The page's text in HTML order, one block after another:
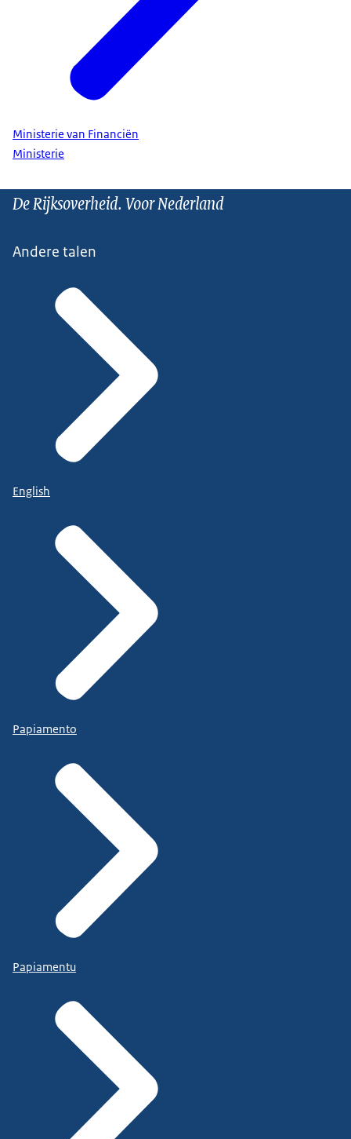
Ministerie van Financiën
Ministerie
De Rijksoverheid. Voor Nederland
Andere talen
English
Papiamento
Papiamentu